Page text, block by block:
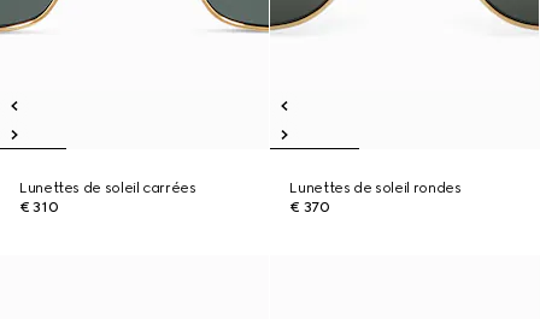
Lunettes de soleil carrées
€ 310
Lunettes de soleil rondes
€ 370